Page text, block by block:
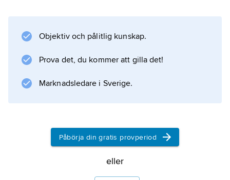
Objektiv och pålitlig kunskap.
Prova det, du kommer att gilla det!
Marknadsledare i Sverige.
Påbörja din gratis provperiod
eller